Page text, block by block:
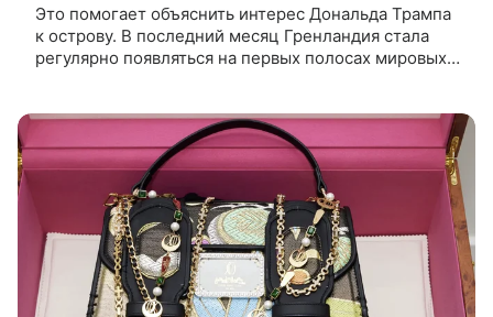
Это помогает объяснить интерес Дональда Трампа
к острову. В последний месяц Гренландия стала
регулярно появляться на первых полосах мировых